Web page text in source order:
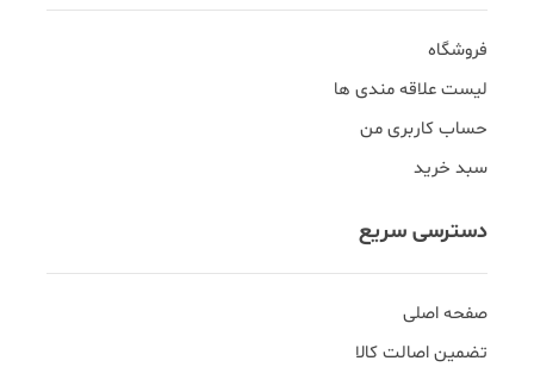
فروشگاه
لیست علاقه مندی ها
حساب کاربری من
سبد خرید
دسترسی سریع
صفحه اصلی
تضمین اصالت کالا